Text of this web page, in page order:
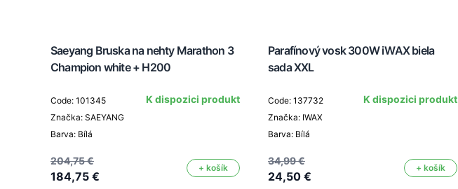
Saeyang Bruska na nehty Marathon 3
Champion white + H200
Code: 101345
Značka: SAEYANG
Barva: Bílá
K dispozici produkt
204,75 €
184,75 €
+ košík
Parafínový vosk 300W iWAX biela
sada XXL
Code: 137732
Značka: IWAX
Barva: Bílá
K dispozici produkt
34,99 €
24,50 €
+ košík